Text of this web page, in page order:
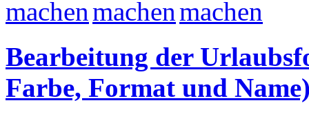
Bearbeitung der
Farbe, Format und